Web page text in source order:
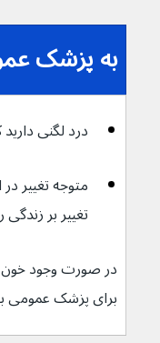
به پزشک
درد لگنی دارید
متوجه تغییر
تغییر بر زندگی
در صورت وجود خون
برای پزشک عمومی